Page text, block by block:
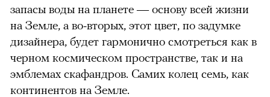
запасы воды на планете — основу всей жизни
на Земле, а во-вторых, этот цвет, по задумке
дизайнера, будет гармонично смотреться как в
черном космическом пространстве, так и на
эмблемах скафандров. Самих колец семь, как
континентов на Земле.